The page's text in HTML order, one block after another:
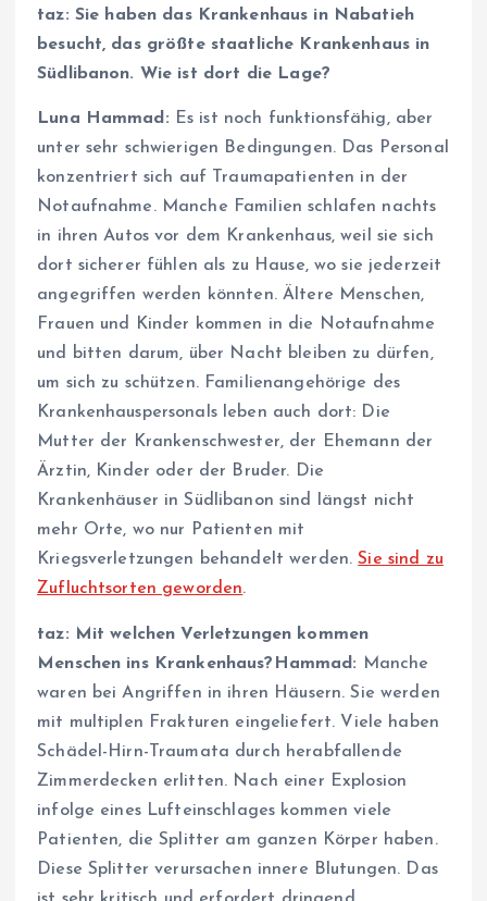
taz: Sie haben das Krankenhaus in Nabatieh
besucht, das größte staatliche Krankenhaus in
Südlibanon. Wie ist dort die Lage?
Luna Hammad: Es ist noch funktionsfähig, aber
unter sehr schwierigen Bedingungen. Das Personal
konzentriert sich auf Traumapatienten in der
Notaufnahme. Manche Familien schlafen nachts
in ihren Autos vor dem Krankenhaus, weil sie sich
dort sicherer fühlen als zu Hause, wo sie jederzeit
angegriffen werden könnten. Ältere Menschen,
Frauen und Kinder kommen in die Notaufnahme
und bitten darum, über Nacht bleiben zu dürfen,
um sich zu schützen. Familienangehörige des
Krankenhauspersonals leben auch dort: Die
Mutter der Krankenschwester, der Ehemann der
Ärztin, Kinder oder der Bruder. Die
Krankenhäuser in Südlibanon sind längst nicht
mehr Orte, wo nur Patienten mit
Kriegsverletzungen behandelt werden.Sie sind zu
Zufluchtsorten geworden.
taz: Mit welchen Verletzungen kommen
Menschen ins Krankenhaus? Hammad:
Manche
waren bei Angriffen in ihren Häusern. Sie werden
mit multiplen Frakturen eingeliefert. Viele haben
Schädel-Hirn-Traumata durch herabfallende
Zimmerdecken erlitten. Nach einer Explosion
infolge eines Lufteinschlages kommen viele
Patienten, die Splitter am ganzen Körper haben.
Diese Splitter verursachen innere Blutungen. Das